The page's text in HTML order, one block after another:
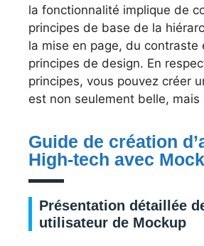
la fonctionnalité implique de
principes de base de la
la mise en page, du contraste
principes de design. En
principes, vous pouvez créer
est non seulement belle, mais
Guide de création
High-tech avec
Présentation détaillée
utilisateur de Mockup